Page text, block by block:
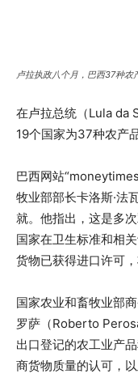
卢拉执政八个月，巴西37种农
在卢拉总统（Lula da
19个国家为37种农产
巴西网站
牧业部部长卡洛斯·法
就。他指出，这是多
国家在卫生标准和相
货物已获得进口许可
国家农业和畜牧业部
罗萨（Roberto
出口登记的农工业产
商货物质量的认可，